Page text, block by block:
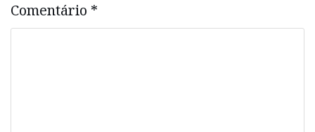
Comentário *